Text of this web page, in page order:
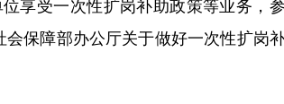
享受一次性扩岗补助政策等业务，
保障部办公厅关于做好一次性扩岗